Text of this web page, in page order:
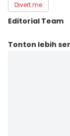
Divert me
Editorial Team
Editor
Tonton lebih